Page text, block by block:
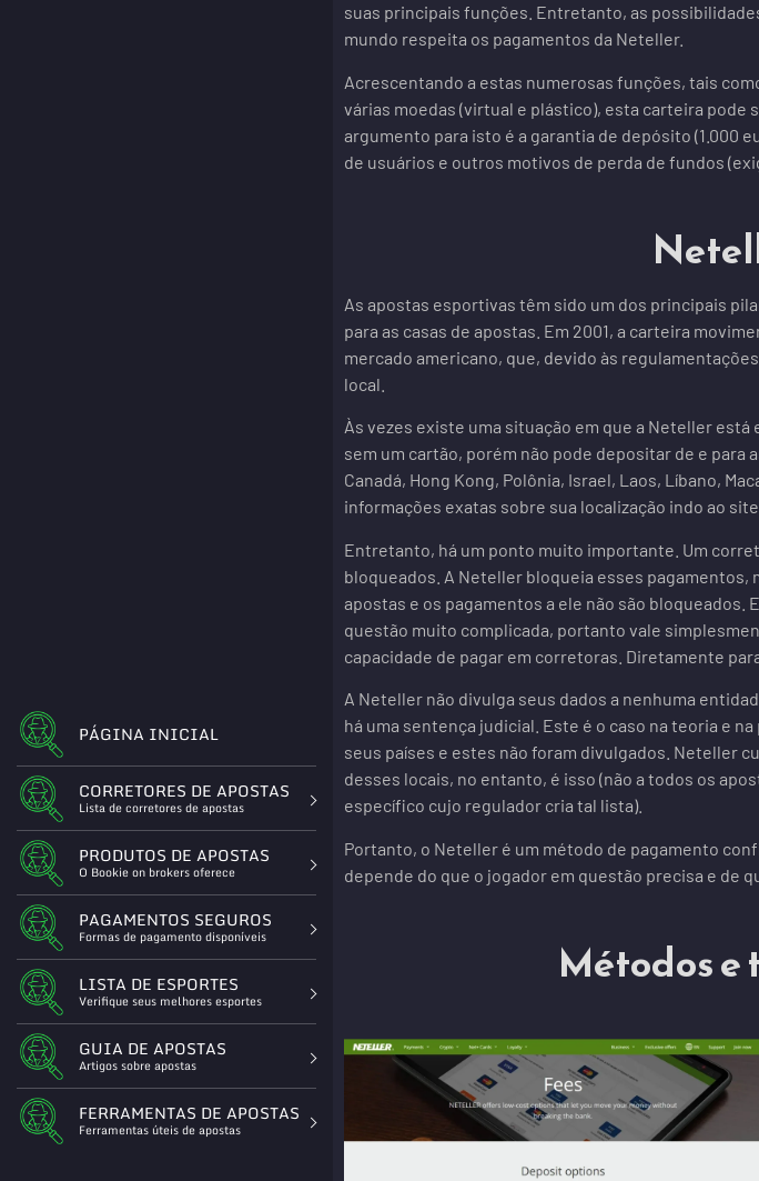
PÁGINA INICIAL
CORRETORES DE APOSTAS
Lista de corretores de apostas
PRODUTOS DE APOSTAS
O Bookie on brokers oferece
PAGAMENTOS SEGUROS
Formas de pagamento disponíveis
LISTA DE ESPORTES
Verifique seus melhores esportes
GUIA DE APOSTAS
Artigos sobre apostas
FERRAMENTAS DE APOSTAS
Ferramentas úteis de apostas
suas principais funções. Entretanto, as
mundo respeita os pagamentos da Neteller.
Acrescentando a estas numerosas funções, tais
várias moedas (virtual e plástico), esta carteira pode
argumento para isto é a garantia de depósito (1.000
de usuários e outros motivos de perda de fundos
As apostas esportivas têm sido um dos principais
para as casas de apostas. Em 2001, a carteira
mercado americano, que, devido às
local.
Às vezes existe uma situação em que a Neteller
sem um cartão, porém não pode depositar de e para
Canadá, Hong Kong, Polônia, Israel, Laos, Líbano,
informações exatas sobre sua localização indo ao
Entretanto, há um ponto muito importante. Um
bloqueados. A Neteller bloqueia esses pagamentos,
apostas e os pagamentos a ele não são
questão muito complicada, portanto vale
capacidade de pagar em corretoras. Diretamente
A Neteller não divulga seus dados a nenhuma
há uma sentença judicial. Este é o caso na teoria e
seus países e estes não foram divulgados. Neteller
desses locais, no entanto, é isso (não a todos os
específico cujo regulador cria tal lista).
Portanto, o Neteller é um método de pagamento
depende do que o jogador em questão precisa e de
Métodos